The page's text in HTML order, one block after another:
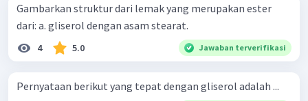
Gambarkan struktur dari lemak yang merupakan ester
dari: a. gliserol dengan asam stearat.
4 5.0 Jawaban terverifikasi
Pernyataan berikut yang tepat dengan gliserol adalah ...